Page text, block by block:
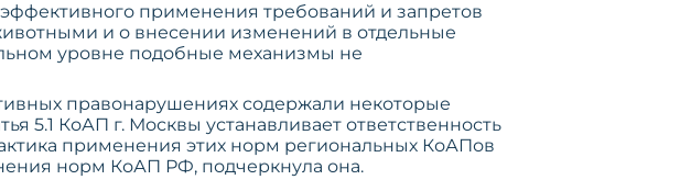
применения требований и запретов
и о внесении изменений в отдельные
уровне подобные механизмы не
правонарушениях содержали некоторые
5.1 КоАП г. Москвы устанавливает ответственность
применения этих норм региональных КоАПов
норм КоАП РФ, подчеркнула она.